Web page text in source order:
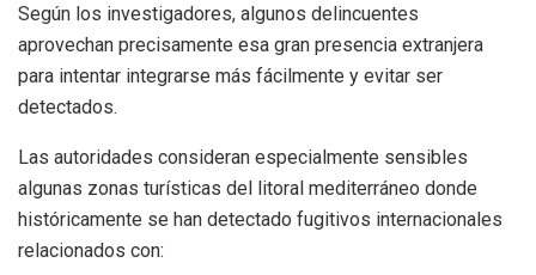
Según los investigadores, algunos delincuentes
aprovechan precisamente esa gran presencia extranjera
para intentar integrarse más fácilmente y evitar ser
detectados.
Las autoridades consideran especialmente sensibles
algunas zonas turísticas del litoral mediterráneo donde
históricamente se han detectado fugitivos internacionales
relacionados con: